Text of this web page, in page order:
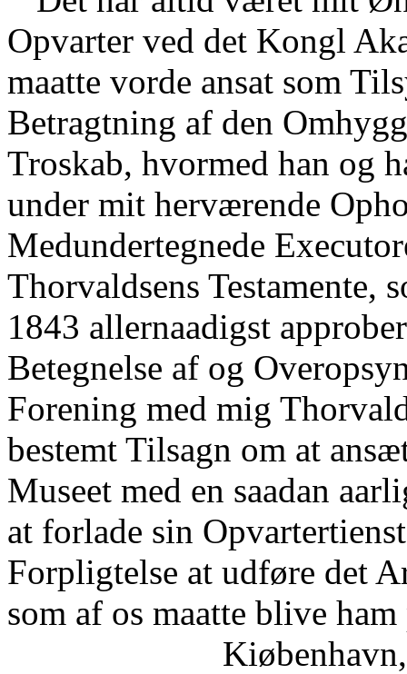
Opvarter ved det Kongl
maatte vorde ansat som
Betragtning af den
Troskab, hvormed han og
under mit herværende
Medundertegnede
Thorvaldsens Testamente,
1843 allernaadigst
Betegnelse af og
Forening med mig
bestemt Tilsagn om at
Museet med en saadan
at forlade sin
Forpligtelse at udføre det
som af os maatte blive ham